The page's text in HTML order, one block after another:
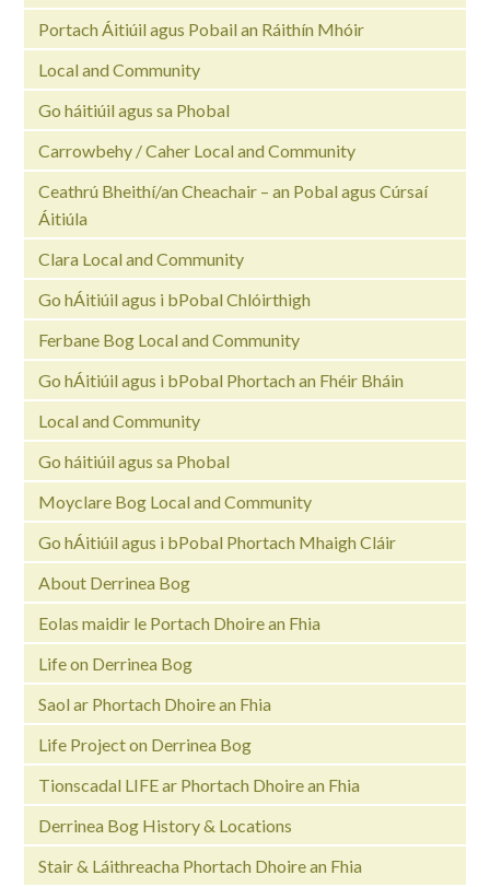
Portach Áitiúil agus Pobail an Ráithín Mhóir
Local and Community
Go háitiúil agus sa Phobal
Carrowbehy / Caher Local and Community
Ceathrú Bheithí/an Cheachair – an Pobal agus Cúrsaí
Áitiúla
Clara Local and Community
Go hÁitiúil agus i bPobal Chlóirthigh
Ferbane Bog Local and Community
Go hÁitiúil agus i bPobal Phortach an Fhéir Bháin
Local and Community
Go háitiúil agus sa Phobal
Moyclare Bog Local and Community
Go hÁitiúil agus i bPobal Phortach Mhaigh Cláir
About Derrinea Bog
Eolas maidir le Portach Dhoire an Fhia
Life on Derrinea Bog
Saol ar Phortach Dhoire an Fhia
Life Project on Derrinea Bog
Tionscadal LIFE ar Phortach Dhoire an Fhia
Derrinea Bog History & Locations
Stair & Láithreacha Phortach Dhoire an Fhia